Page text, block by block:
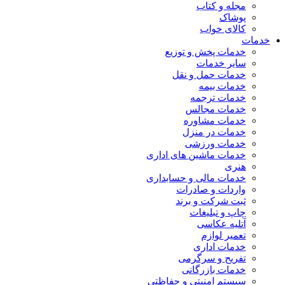
مجله و کتاب
پوشاک
کالای خواب
خدمات
خدمات پخش و توزیع
سایر خدمات
خدمات حمل و نقل
خدمات بیمه
خدمات ترجمه
خدمات مجالس
خدمات مشاوره
خدمات در منزل
خدمات ورزشی
خدمات ماشین های اداری
هنری
خدمات مالی و حسابداری
واردات و صادرات
ثبت شرکت و برند
چاپ و تبلیغات
آتلیه عکاسی
تعمیر لوازم
خدمات اداری
تفریح و سرگرمی
خدمات بازرگانی
سیستم امنیتی و حفاظتی